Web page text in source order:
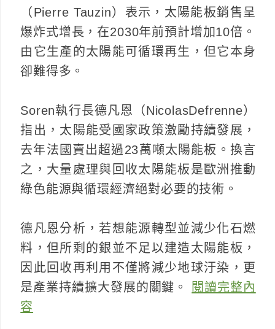
（Pierre Tauzin）表示，太陽能板銷售呈
爆炸式增長，在2030年前預計增加10倍。
由它生產的太陽能可循環再生，但它本身
卻難得多。
Soren執行長德凡恩（NicolasDefrenne）
指出，太陽能受國家政策激勵持續發展，
去年法國賣出超過23萬噸太陽能板。換言
之，大量處理與回收太陽能板是歐洲推動
綠色能源與循環經濟絕對必要的技術。
德凡恩分析，若想能源轉型並減少化石燃
料，但所剩的銀並不足以建造太陽能板，
因此回收再利用不僅將減少地球汙染，更
是產業持續擴大發展的關鍵。
閱讀完整內
容